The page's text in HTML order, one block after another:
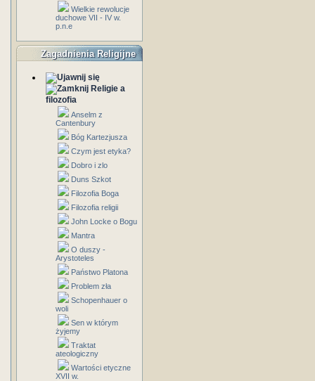
Wielkie rewolucje
duchowe VII - IV w.
p.n.e
Zagadnienia Religijne
Religie a
filozofia
Anselm z
Cantenbury
Bóg Kartezjusza
Czym jest etyka?
Dobro i zlo
Duns Szkot
Filozofia Boga
Filozofia religii
John Locke o Bogu
Mantra
O duszy -
Arystoteles
Państwo Platona
Problem zła
Schopenhauer o
woli
Sen w którym
żyjemy
Traktat
ateologiczny
Wartości etyczne
XVII w.